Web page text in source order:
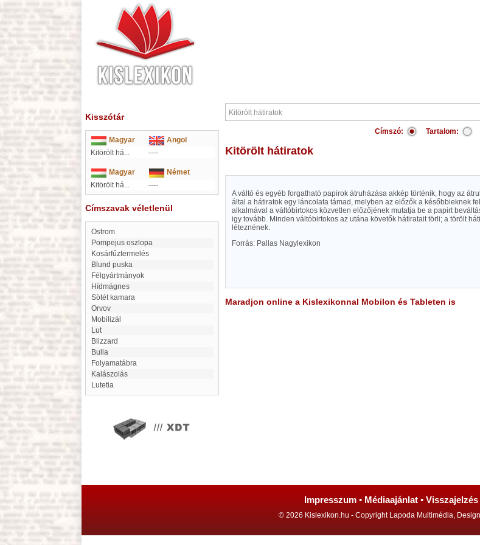
Kisszótár
Magyar
Angol
Kitörölt há...
----
Magyar
Német
Kitörölt há...
----
Címszavak véletlenül
Ostrom
Pompejus oszlopa
Kosárfűztermelés
Blund puska
Félgyártmányok
hídmágnes
Sötét kamara
Orvov
mobilizál
Lut
blizzard
bulla
folyamatábra
Kalászolás
Lutetia
Címszó: Tartalom:
Kitörölt hátiratok
A váltó és egyéb forgatható papirok átruházása akkép történik, hogy az
által a hátiratok egy láncolata támad, melyben az előzők a későbbieknek
alkalmával a váltóbirtokos közvetlen előzőjének mutatja be a papirt
igy tovább. Minden váltóbirtokos az utána követők hátiratait törli; a törölt
léteznének.
Forrás: Pallas Nagylexikon
Maradjon online a Kislexikonnal Mobilon és Tableten is
Impresszum • Médiaajánlat •
© 2026 Kislexikon.hu - Copyright Lapoda Multimédia,